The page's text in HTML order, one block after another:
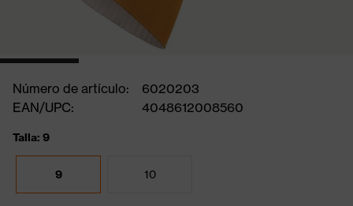
Número de artículo:
6020203
EAN/UPC:
4048612008560
Talla: 9
9 10